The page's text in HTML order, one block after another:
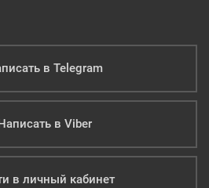
в Telegram
в Viber
в личный кабинет